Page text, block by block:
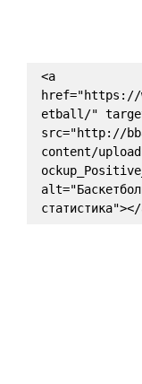
<a
href="https://
etball/"
src="http://
content/